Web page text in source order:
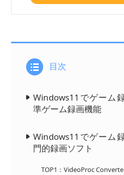
目次
Windows11でゲーム
準ゲーム録画機能
Windows11でゲーム
門的録画ソフト
TOP1：VideoProc